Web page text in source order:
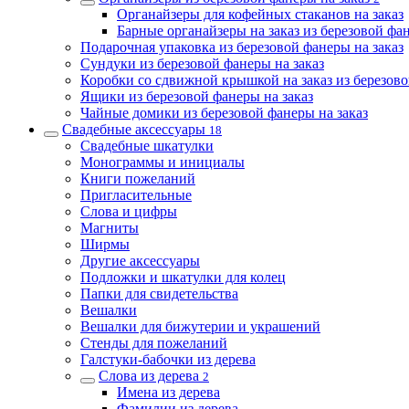
Органайзеры для кофейных стаканов на заказ
Барные органайзеры на заказ из березовой
Подарочная упаковка из березовой фанеры на заказ
Сундуки из березовой фанеры на заказ
Коробки со сдвижной крышкой на заказ из
Ящики из березовой фанеры на заказ
Чайные домики из березовой фанеры на заказ
Свадебные аксессуары 18
Свадебные шкатулки
Монограммы и инициалы
Книги пожеланий
Пригласительные
Слова и цифры
Магниты
Ширмы
Другие аксессуары
Подложки и шкатулки для колец
Папки для свидетельства
Вешалки
Вешалки для бижутерии и украшений
Стенды для пожеланий
Галстуки-бабочки из дерева
Слова из дерева 2
Имена из дерева